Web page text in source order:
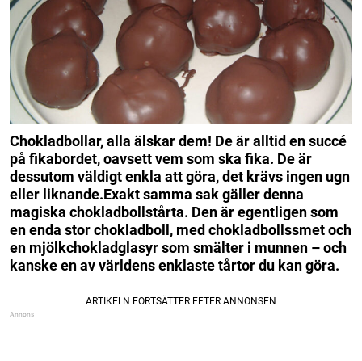
Chokladbollar, alla älskar dem! De är alltid en succé
på fikabordet, oavsett vem som ska fika. De är
dessutom väldigt enkla att göra, det krävs ingen ugn
eller liknande.Exakt samma sak gäller denna
magiska chokladbollstårta. Den är egentligen som
en enda stor chokladboll, med chokladbollssmet och
en mjölkchokladglasyr som smälter i munnen – och
kanske en av världens enklaste tårtor du kan göra.